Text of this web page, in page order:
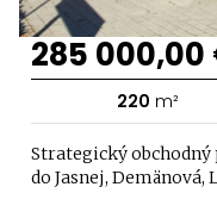
285 000,00
220 m²
Strategický
do Jasnej,